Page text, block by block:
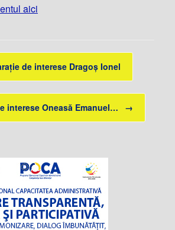
aici
de interese Dragoș Ionel
interese Oneasă Emanuel… →